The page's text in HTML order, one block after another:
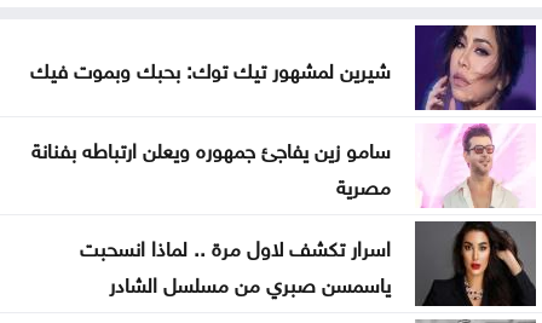
شيرين لمشهور تيك توك: بحبك وبموت فيك
سامو زين يفاجئ جمهوره ويعلن ارتباطه بفنانة
مصرية
اسرار تكشف لاول مرة .. لماذا انسحبت
ياسمسن صبري من مسلسل الشادر